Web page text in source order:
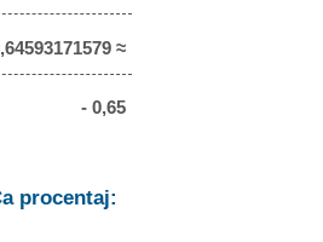
≈
- 0,65
procentaj: